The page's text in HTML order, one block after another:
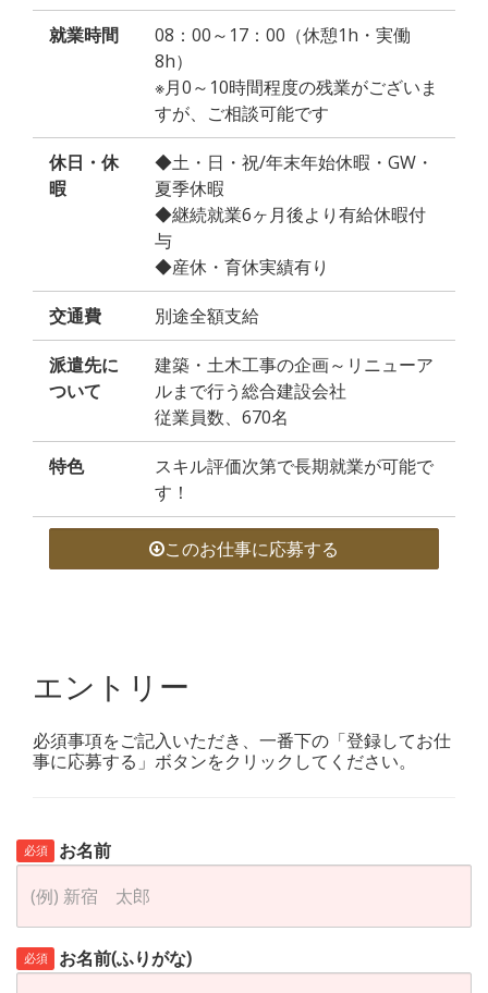
就業時間
08：00～17：00（休憩1h・実働
8h）
※月0～10時間程度の残業がございま
すが、ご相談可能です
休日・休
暇
◆土・日・祝/年末年始休暇・GW・
夏季休暇
◆継続就業6ヶ月後より有給休暇付
与
◆産休・育休実績有り
交通費 別途全額支給
派遣先に
ついて
建築・土木工事の企画～リニューア
ルまで行う総合建設会社
従業員数、670名
特色
スキル評価次第で長期就業が可能で
す！
このお仕事に応募する
エントリー
必須事項をご記入いただき、一番下の「登録してお仕
事に応募する」ボタンをクリックしてください。
必須 お名前
必須 お名前(ふりがな)